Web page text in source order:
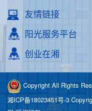
友情链接
阳光服务平台
创业在湘
Copyright All Rights
湘ICP备18023451号-3